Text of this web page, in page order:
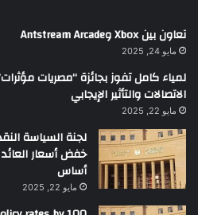
تعاون بين Xbox وAntstream Arcade
مايو 24, 2025
لمياء كامل تفوز بجائزة “مصريات
الاتصالات والتأثير الإيجابي
مايو 22, 2025
لجنة السياسة
أساس
مايو 22, 2025